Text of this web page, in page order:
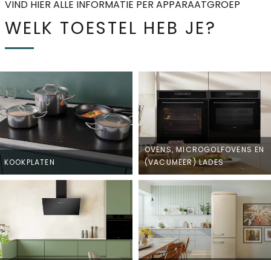
VIND HIER ALLE INFORMATIE PER APPARAATGROEP
WELK TOESTEL HEB JE?
KOOKPLATEN
OVENS, MICROGOLFOVENS EN
(VACUMEER) LADES